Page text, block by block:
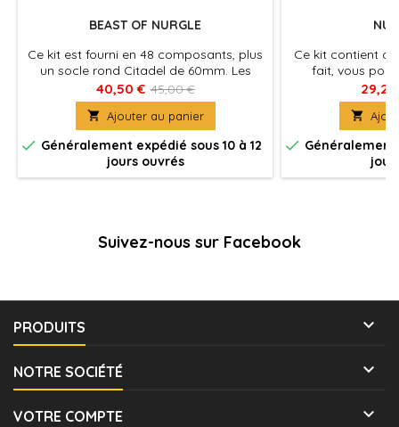
BEAST OF NURGLE
Ce kit est fourni en 48 composants, plus
un socle rond Citadel de 60mm. Les
Beasts of Nurgle peuvent rejoindre les
armées de Warhammer Age of Sigmar
et de Warhammer 40,000
40,50 € 45,00 €
 Ajouter au panier
 Généralement expédié sous 10 à 12
jours ouvrés
Ce kit contient
fait, vous
monticules de

 Généralement
Suivez-nous sur Facebook
PRODUITS 
NOTRE SOCIÉTÉ 
VOTRE COMPTE 